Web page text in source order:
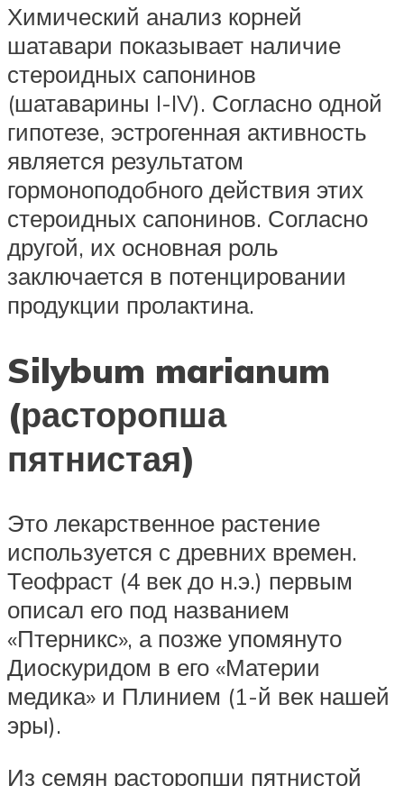
Химический анализ корней
шатавари показывает наличие
стероидных сапонинов
(шатаварины I-IV). Согласно одной
гипотезе, эстрогенная активность
является результатом
гормоноподобного действия этих
стероидных сапонинов. Согласно
другой, их основная роль
заключается в потенцировании
продукции пролактина.
Silybum marianum
(расторопша
пятнистая)
Это лекарственное растение
используется с древних времен.
Теофраст (4 век до н.э.) первым
описал его под названием
«Птерникс», а позже упомянуто
Диоскуридом в его «Материи
медика» и Плинием (1-й век нашей
эры).
Из семян расторопши пятнистой